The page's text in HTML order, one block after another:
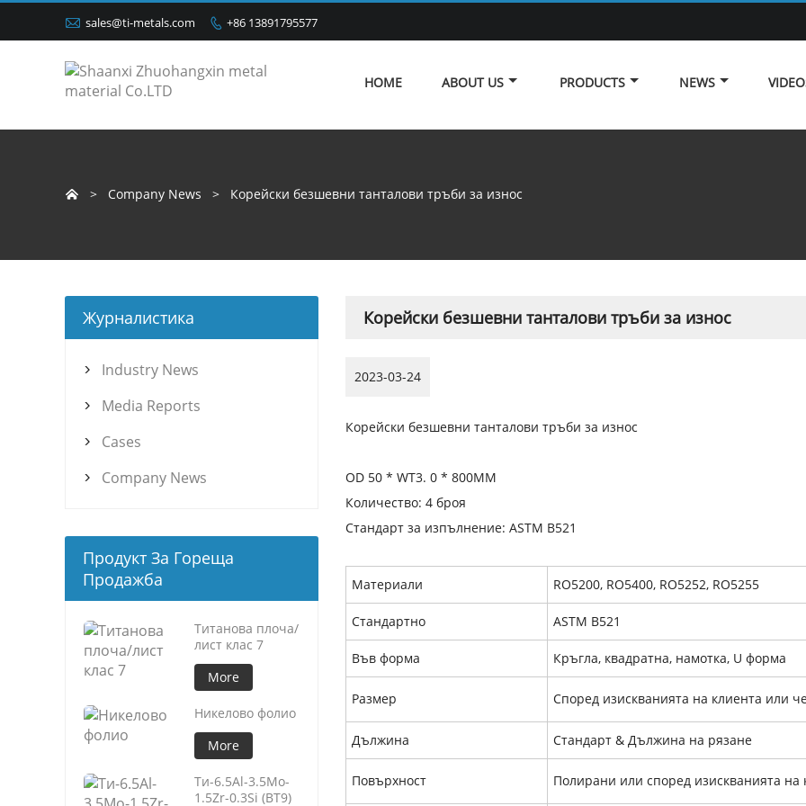
 sales@ti-metals.com  +86 13891795577
HOME ABOUT US PRODUCTS NEWS
 > Company News > Корейски безшевни танталови тръби за износ
Корейски безшевни танталови тръби за износ
2023-03-24
Корейски безшевни танталови тръби за износ
OD 50 * WT3. 0 * 800MM
Количество: 4 броя
Стандарт за изпълнение: ASTM B521
Материали RO5200, RO5400, RO5252, RO5255
Стандартно ASTM B521
Във форма Кръгла, квадратна, намотка, U форма
Размер Според изискванията на клиента или
Дължина Стандарт & Дължина на рязане
Повърхност Полирани или според изискванията на
Журналистика
 Industry News
 Media Reports
 Cases
 Company News
Продукт За Гореща
Продажба
Титанова плоча/
лист клас 7
More
Никелово фолио
More
Ти-6.5Al-3.5Mo-
1.5Zr-0.3Si (BT9)